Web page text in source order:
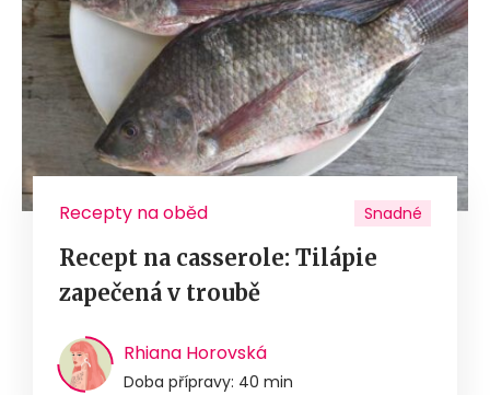
Recepty na oběd Snadné
Recept na casserole: Tilápie
zapečená v troubě
Rhiana Horovská
Doba přípravy: 40 min